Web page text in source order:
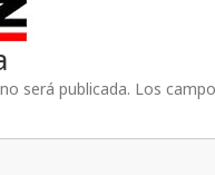
será publicada. Los